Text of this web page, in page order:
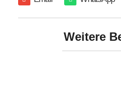
Weitere